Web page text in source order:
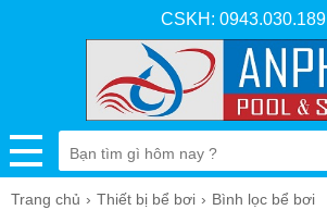
CSKH: 0943.030.189
Trang chủ Thiết bị bể bơi Bình lọc bể bơi